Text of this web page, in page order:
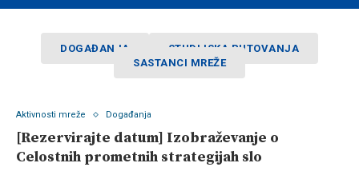
DOGAĐANJA
STUDIJSKA PUTOVANJA
SASTANCI MREŽE
Aktivnosti mreže Događanja
[Rezervirajte datum] Izobraževanje o
Celostnih prometnih strategijah slo